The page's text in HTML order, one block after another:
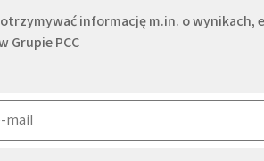
otrzymywać informację m.in. o
Grupie PCC